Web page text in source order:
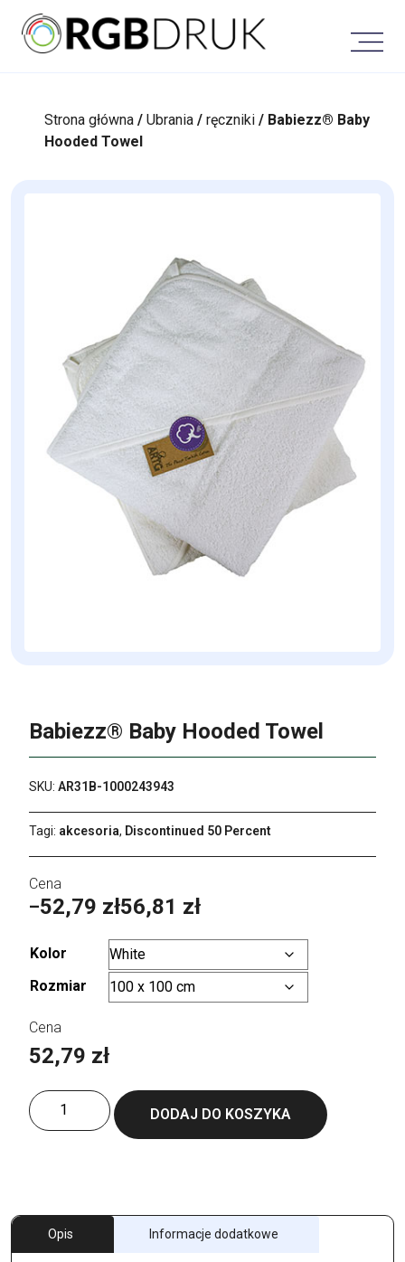
content
Strona główna /Ubrania /ręczniki / Babiezz® Baby
Hooded Towel
Babiezz® Baby Hooded Towel
SKU: AR31B-1000243943
Tagi: akcesoria, Discontinued 50 Percent
52,79 zł
– 56,81 zł
Zakres
cen:
do
56,81 zł
Kolor
Rozmiar
52,79 zł
ilość
Babiezz®
DODAJ DO KOSZYKA
Opis Informacje dodatkowe